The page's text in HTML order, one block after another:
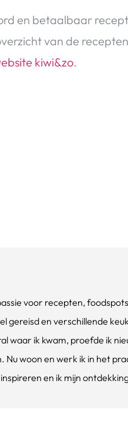
en betaalbaar
van de
kiwi&zo.
voor recepten,
gereisd en verschillende
waar ik kwam, proefde ik
Nu woon en werk ik in het
en ik mijn